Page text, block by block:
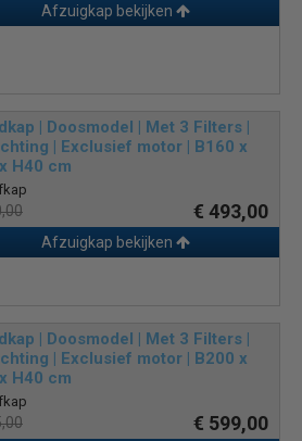
Afzuigkap bekijken
| Doosmodel | Met 3 Filters |
| Exclusief motor | B160 x
H40 cm
€ 493,00
Afzuigkap bekijken
| Doosmodel | Met 3 Filters |
| Exclusief motor | B200 x
H40 cm
€ 599,00